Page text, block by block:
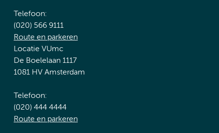
Telefoon:
(020) 566 9111
Route en parkeren
Locatie VUmc
De Boelelaan 1117
1081 HV Amsterdam
Telefoon:
(020) 444 4444
Route en parkeren